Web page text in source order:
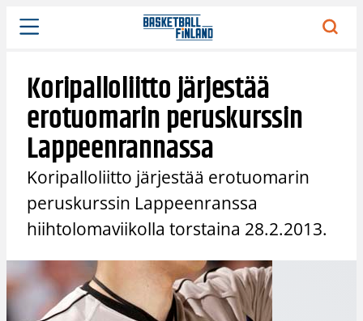
Siirry
sisältöön
Koripalloliitto järjestää
erotuomarin peruskurssin
Lappeenrannassa
Koripalloliitto järjestää erotuomarin
peruskurssin Lappeenranssa
hiihtolomaviikolla torstaina 28.2.2013.